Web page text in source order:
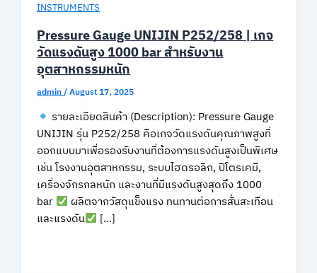
INSTRUMENTS
Pressure Gauge UNIJIN P252/258 | เกจ
วัดแรงดันสูง 1000 bar สำหรับงาน
อุตสาหกรรมหนัก
admin/August 17, 2025
รายละเอียดสินค้า (Description): Pressure Gauge
UNIJIN รุ่น P252/258 คือเกจวัดแรงดันคุณภาพสูงที่
ออกแบบมาเพื่อรองรับงานที่ต้องการแรงดันสูงเป็นพิเศษ
เช่น โรงงานอุตสาหกรรม, ระบบไฮดรอลิก, ปิโตรเคมี,
เครื่องจักรกลหนัก และงานที่มีแรงดันสูงสุดถึง 1000
bar
ผลิตจากวัสดุแข็งแรง ทนทานต่อการสั่นสะเทือน
และแรงดัน
[…]